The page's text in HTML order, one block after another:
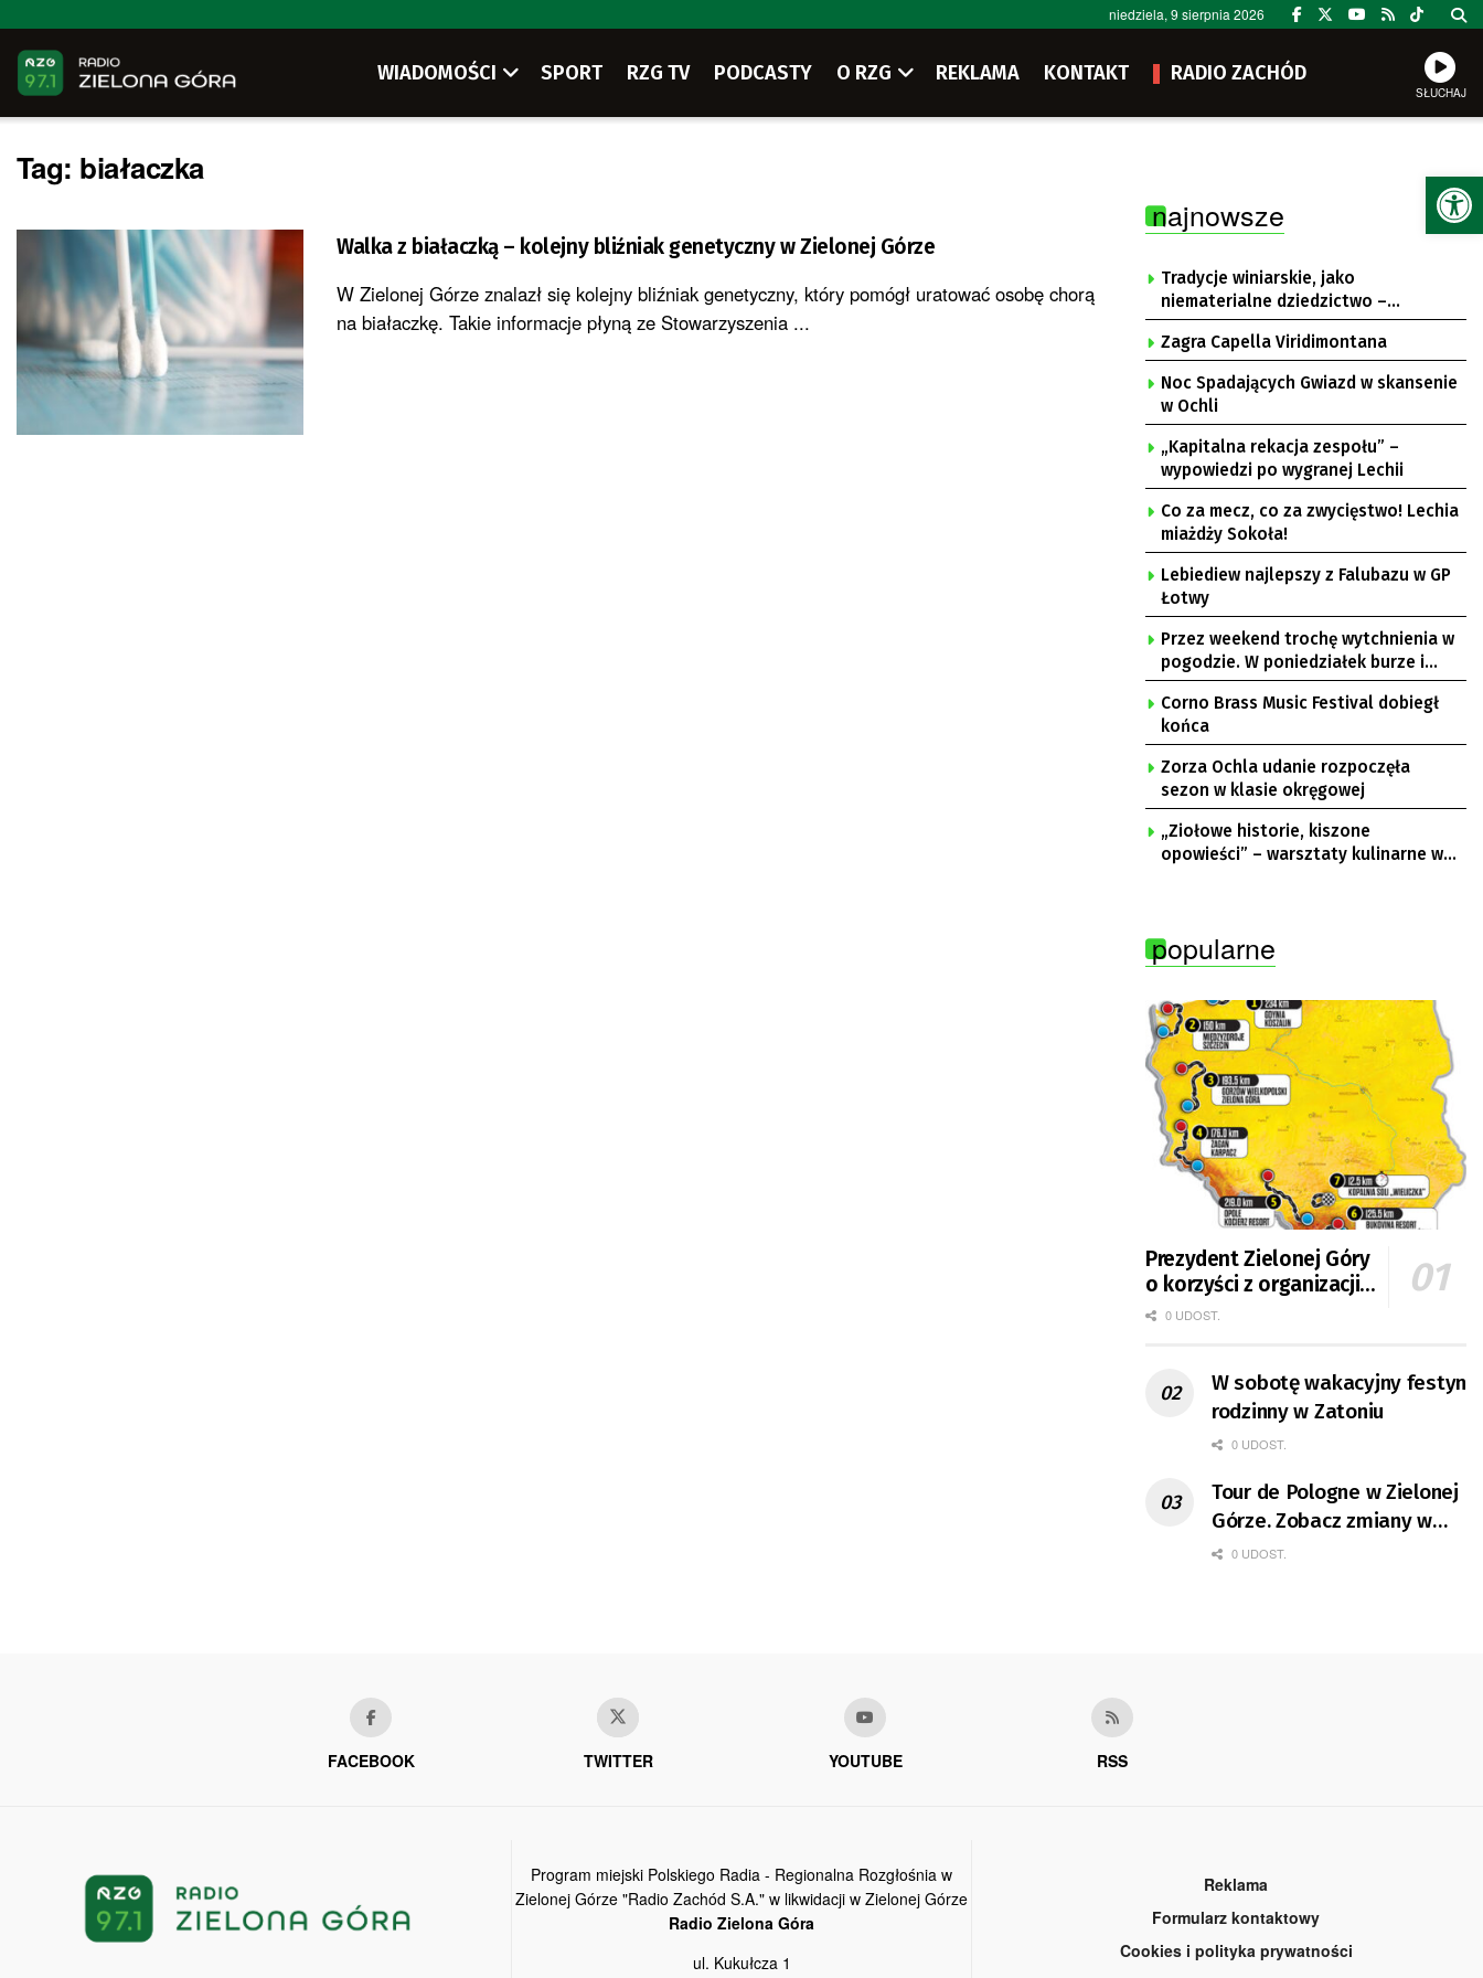
niedziela, 9 sierpnia 2026
WIADOMOŚCI SPORT RZG TV PODCASTY O RZG REKLAMA KONTAKT RADIO ZACHÓD
SŁUCHAJ
Tag: białaczka
Walka z białaczką – kolejny bliźniak genetyczny w Zielonej Górze
W Zielonej Górze znalazł się kolejny bliźniak genetyczny, który pomógł uratować osobę chorą
na białaczkę. Takie informacje płyną ze Stowarzyszenia ...
najnowsze
Tradycje winiarskie, jako
niematerialne dziedzictwo –
konsultacje i projekt
Zagra Capella Viridimontana
Noc Spadających Gwiazd w skansenie
w Ochli
„Kapitalna rekacja zespołu” –
wypowiedzi po wygranej Lechii
Co za mecz, co za zwycięstwo! Lechia
miażdży Sokoła!
Lebiediew najlepszy z Falubazu w GP
Łotwy
Przez weekend trochę wytchnienia w
pogodzie. W poniedziałek burze i
upał
Corno Brass Music Festival dobiegł
końca
Zorza Ochla udanie rozpoczęła
sezon w klasie okręgowej
„Ziołowe historie, kiszone
opowieści” – warsztaty kulinarne w
popularne
Prezydent Zielonej Góry
o korzyści z organizacji
mety Tour de Pologne
0 UDOST.
W sobotę wakacyjny festyn
rodzinny w Zatoniu
0 UDOST.
Tour de Pologne w Zielonej
Górze. Zobacz zmiany w
organizacji ruchu
0 UDOST.
FACEBOOK TWITTER YOUTUBE RSS
Program miejski Polskiego Radia - Regionalna Rozgłośnia w
Zielonej Górze "Radio Zachód S.A." w likwidacji w Zielonej Górze
Radio Zielona Góra
ul. Kukułcza 1
Reklama
Formularz kontaktowy
Cookies i polityka prywatności